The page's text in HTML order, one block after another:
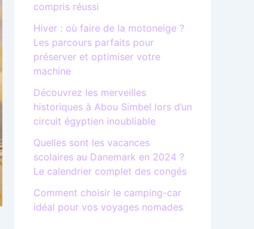
compris réussi
Hiver : où faire de la motoneige ?
Les parcours parfaits pour
préserver et optimiser votre
machine
Découvrez les merveilles
historiques à Abou Simbel lors d’un
circuit égyptien inoubliable
Quelles sont les vacances
scolaires au Danemark en 2024 ?
Le calendrier complet des congés
Comment choisir le camping-car
idéal pour vos voyages nomades